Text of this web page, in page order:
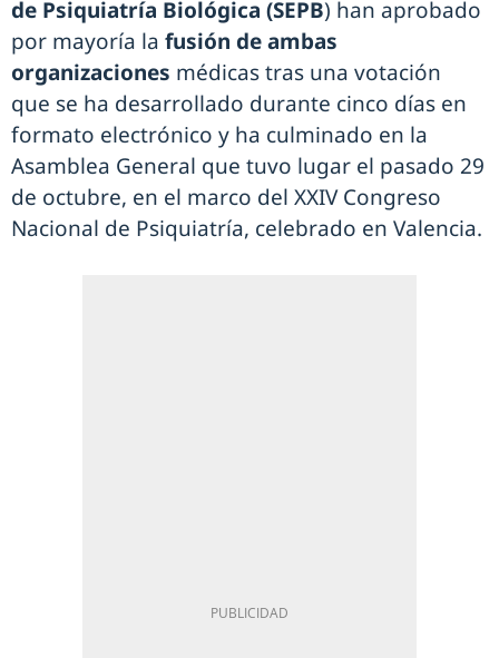
de Psiquiatría Biológica (SEPB) han aprobado
por mayoría la fusión de ambas
organizaciones médicas tras una votación
que se ha desarrollado durante cinco días en
formato electrónico y ha culminado en la
Asamblea General que tuvo lugar el pasado 29
de octubre, en el marco del XXIV Congreso
Nacional de Psiquiatría, celebrado en Valencia.